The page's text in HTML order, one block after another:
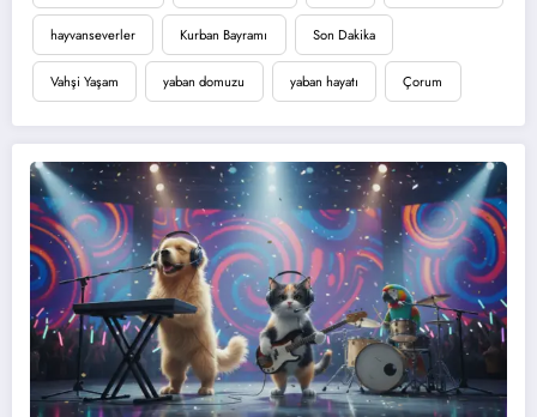
hayvanseverler Kurban Bayramı Son Dakika
Vahşi Yaşam yaban domuzu yaban hayatı Çorum